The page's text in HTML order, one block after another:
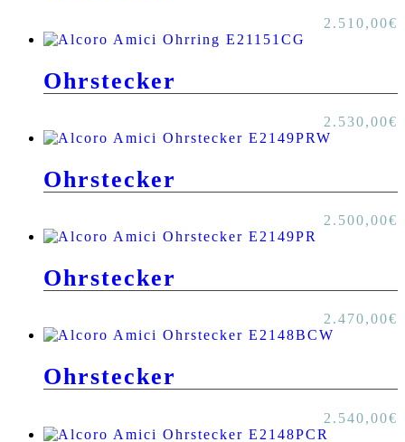
2.510,00€
Ohrstecker
2.530,00€
Ohrstecker
2.500,00€
Ohrstecker
2.470,00€
Ohrstecker
2.540,00€